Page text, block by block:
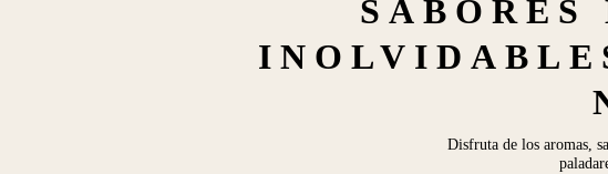
Disfruta de los aromas,